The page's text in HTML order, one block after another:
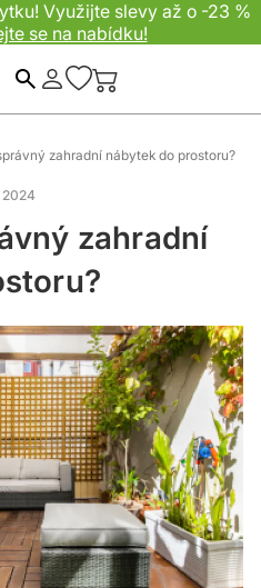
Využijte slevy až o -23 %
se na nabídku!
zahradní nábytek do prostoru?
2024
zahradní